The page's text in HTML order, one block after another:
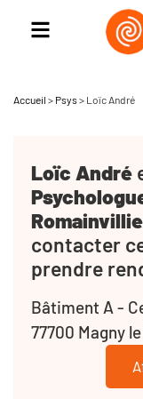
Accueil > Psys > Loïc André
Loïc André
contacter
prendre
Bâtiment A -
77700 Magny